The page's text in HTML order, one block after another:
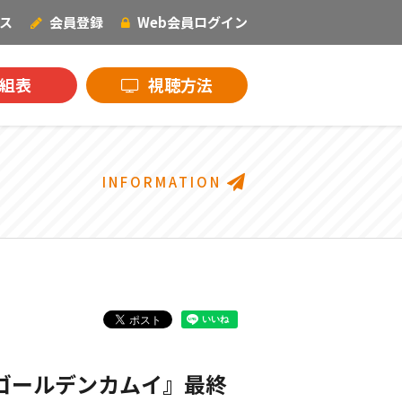
表 視聴方法
会員登録 Web会員ログイン
オリジナル
INFORMATION
ルデンカムイ』最終